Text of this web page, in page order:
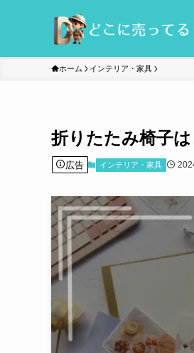
ホーム インテリア・家具
折りたたみ椅子
広告 インテリア・家具